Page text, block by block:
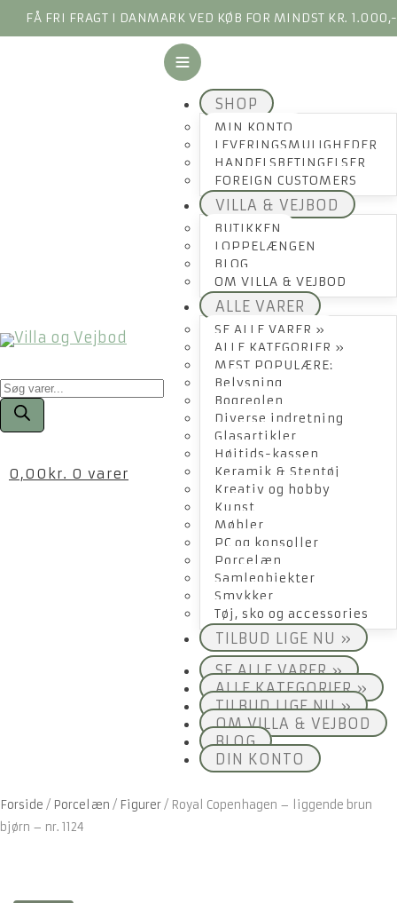
FÅ FRI FRAGT I DANMARK VED KØB FOR MINDST KR. 1.000,-
Products
search
0,00 kr. 0 varer
SHOP
MIN KONTO
LEVERINGSMULIGHEDER
HANDELSBETINGELSER
FOREIGN CUSTOMERS
VILLA & VEJBOD
BUTIKKEN
LOPPELÆNGEN
BLOG
OM VILLA & VEJBOD
ALLE VARER
SE ALLE VARER »
ALLE KATEGORIER »
MEST POPULÆRE:
Belysning
Bogreolen
Diverse indretning
Glasartikler
Højtids-kassen
Keramik & Stentøj
Kreativ og hobby
Kunst
Møbler
PC og konsoller
Porcelæn
Samleobjekter
Smykker
Tøj, sko og accessories
TILBUD LIGE NU »
SE ALLE VARER »
ALLE KATEGORIER »
TILBUD LIGE NU »
OM VILLA & VEJBOD
BLOG
DIN KONTO
Forside / Porcelæn / Figurer/ Royal Copenhagen – liggende brun
bjørn – nr. 1124